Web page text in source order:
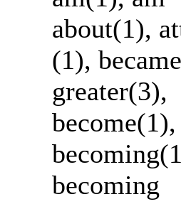
about(1),
(1), became
greater(3),
become(1),
becoming